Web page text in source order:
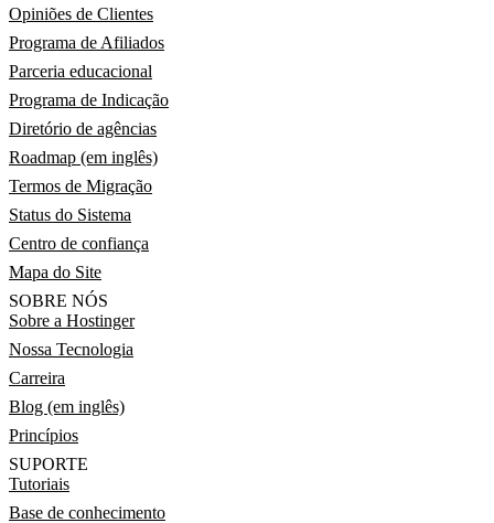
Opiniões de Clientes
Programa de Afiliados
Parceria educacional
Programa de Indicação
Diretório de agências
Roadmap (em inglês)
Termos de Migração
Status do Sistema
Centro de confiança
Mapa do Site
SOBRE NÓS
Sobre a Hostinger
Nossa Tecnologia
Carreira
Blog (em inglês)
Princípios
SUPORTE
Tutoriais
Base de conhecimento